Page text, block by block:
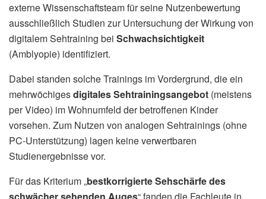
externe Wissenschaftsteam für seine Nutzenbewertung
ausschließlich Studien zur Untersuchung der Wirkung von
digitalem Sehtraining bei Schwachsichtigkeit
(Amblyopie) identifiziert.
Dabei standen solche Trainings im Vordergrund, die ein
mehrwöchigesdigitales Sehtrainingsangebot (meistens
per Video) im Wohnumfeld der betroffenen Kinder
vorsehen. Zum Nutzen von analogen Sehtrainings (ohne
PC-Unterstützung) lagen keine verwertbaren
Studienergebnisse vor.
Für das Kriterium „bestkorrigierte Sehschärfe des